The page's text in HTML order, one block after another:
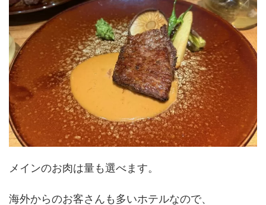
メインのお肉は量も選べます。
海外からのお客さんも多いホテルなので、